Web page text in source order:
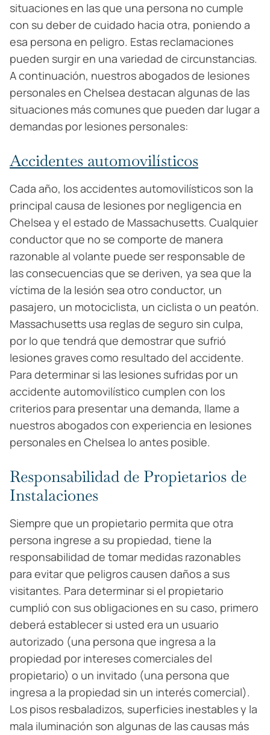
situaciones en las que una persona no cumple
con su deber de cuidado hacia otra, poniendo a
esa persona en peligro. Estas reclamaciones
pueden surgir en una variedad de circunstancias.
A continuación, nuestros abogados de lesiones
personales en Chelsea destacan algunas de las
situaciones más comunes que pueden dar lugar a
demandas por lesiones personales:
Accidentes automovilísticos
Cada año, los accidentes automovilísticos son la
principal causa de lesiones por negligencia en
Chelsea y el estado de Massachusetts. Cualquier
conductor que no se comporte de manera
razonable al volante puede ser responsable de
las consecuencias que se deriven, ya sea que la
víctima de la lesión sea otro conductor, un
pasajero, un motociclista, un ciclista o un peatón.
Massachusetts usa reglas de seguro sin culpa,
por lo que tendrá que demostrar que sufrió
lesiones graves como resultado del accidente.
Para determinar si las lesiones sufridas por un
accidente automovilístico cumplen con los
criterios para presentar una demanda, llame a
nuestros abogados con experiencia en lesiones
personales en Chelsea lo antes posible.
Responsabilidad de Propietarios de
Instalaciones
Siempre que un propietario permita que otra
persona ingrese a su propiedad, tiene la
responsabilidad de tomar medidas razonables
para evitar que peligros causen daños a sus
visitantes. Para determinar si el propietario
cumplió con sus obligaciones en su caso, primero
deberá establecer si usted era un usuario
autorizado (una persona que ingresa a la
propiedad por intereses comerciales del
propietario) o un invitado (una persona que
ingresa a la propiedad sin un interés comercial).
Los pisos resbaladizos, superficies inestables y la
mala iluminación son algunas de las causas más